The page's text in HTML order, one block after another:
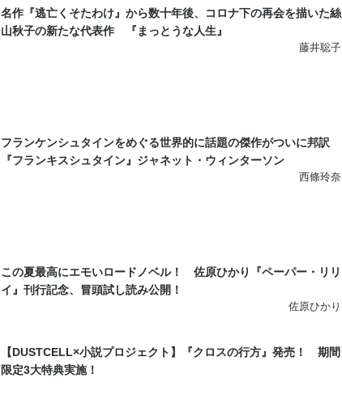
名作『逃亡くそたわけ』から数十年後、コロナ下の再会を描いた絲
山秋子の新たな代表作 『まっとうな人生』
藤井聡子
フランケンシュタインをめぐる世界的に話題の傑作がついに邦訳
『フランキスシュタイン』ジャネット・ウィンターソン
西條玲奈
この夏最高にエモいロードノベル！ 佐原ひかり『ペーパー・リリ
イ』刊行記念、冒頭試し読み公開！
佐原ひかり
【DUSTCELL×小説プロジェクト】『クロスの行方』発売！ 期間
限定3大特典実施！